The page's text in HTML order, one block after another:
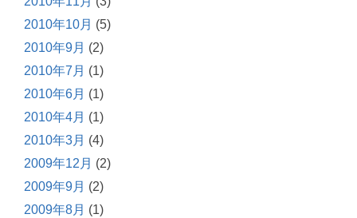
2010年10月 (5)
2010年9月 (2)
2010年7月 (1)
2010年6月 (1)
2010年4月 (1)
2010年3月 (4)
2009年12月 (2)
2009年9月 (2)
2009年8月 (1)